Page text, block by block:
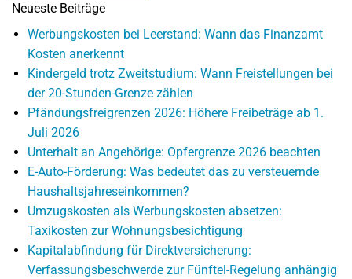
Neueste Beiträge
Werbungskosten bei Leerstand: Wann das Finanzamt
Kosten anerkennt
Kindergeld trotz Zweitstudium: Wann Freistellungen bei
der 20-Stunden-Grenze zählen
Pfändungsfreigrenzen 2026: Höhere Freibeträge ab 1.
Juli 2026
Unterhalt an Angehörige: Opfergrenze 2026 beachten
E-Auto-Förderung: Was bedeutet das zu versteuernde
Haushaltsjahreseinkommen?
Umzugskosten als Werbungskosten absetzen:
Taxikosten zur Wohnungsbesichtigung
Kapitalabfindung für Direktversicherung:
Verfassungsbeschwerde zur Fünftel-Regelung anhängig